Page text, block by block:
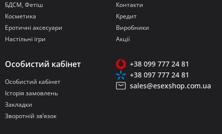
БДСМ, Фетіш
Косметика
Еротичні аксесуари
Настільні ігри
Контакти
Кредит
Виробники
Акції
Особистий кабінет
Особистий кабінет
Історія замовлень
Закладки
Зворотній зв’язок
+38 099 777 24 81
+38 097 777 24 81
sales@esexshop.com.ua